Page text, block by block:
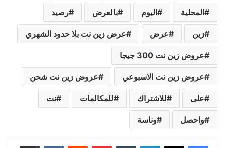
المحلية اليوم بالعرض رصيد
زين عرض عرض زين نت بلا حدود الشهري
عروض زين نت 300 جيجا
عروض زين نت الاسبوعي عروض زين نت شحن
على للاشتراك للمكالمات نت
واحصل وناسة
لينكدإن بينتيريست